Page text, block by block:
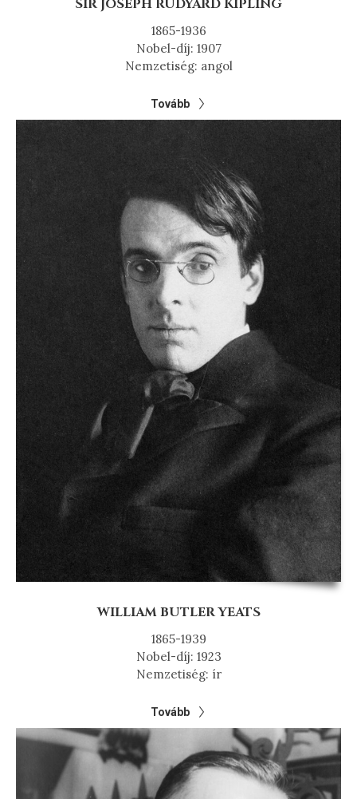
SIR JOSEPH RUDYARD KIPLING
1865-1936
Nobel-díj: 1907
Nemzetiség: angol
Tovább
WILLIAM BUTLER YEATS
1865-1939
Nobel-díj: 1923
Nemzetiség: ír
Tovább